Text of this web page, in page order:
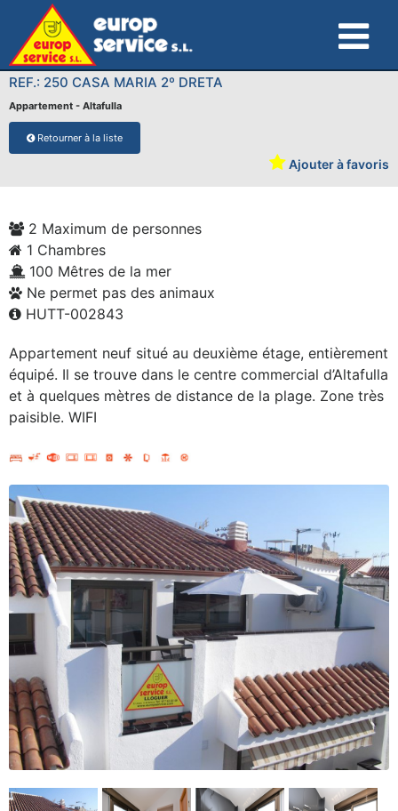
REF.: 250 CASA MARIA 2º DRETA
Appartement - Altafulla
Retourner à la liste
Ajouter à favoris
2 Maximum de personnes
1 Chambres
100 Mêtres de la mer
Ne permet pas des animaux
HUTT-002843
Appartement neuf situé au deuxième étage, entièrement
équipé. Il se trouve dans le centre commercial d’Altafulla
et à quelques mètres de distance de la plage. Zone très
paisible. WIFI